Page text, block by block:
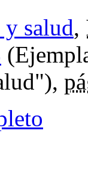
salud,